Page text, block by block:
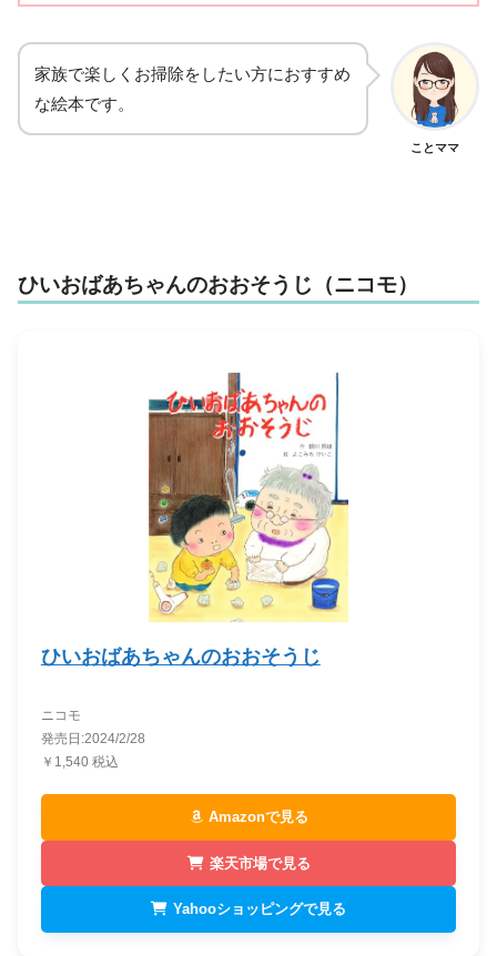
家族で楽しくお掃除をしたい方におすすめ
な絵本です。
ことママ
ひいおばあちゃんのおおそうじ（ニコモ）
ひいおばあちゃんのおおそうじ
ニコモ
発売日:2024/2/28
￥1,540 税込
Amazonで見る
楽天市場で見る
Yahooショッピングで見る